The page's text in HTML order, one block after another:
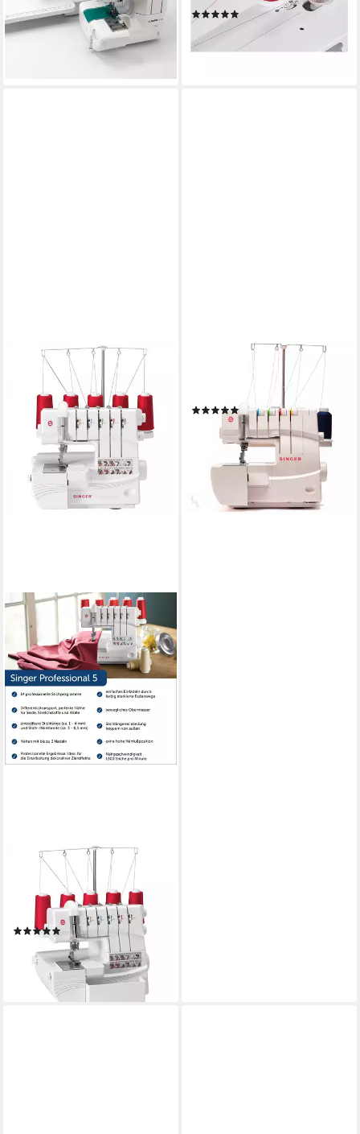
385,00 € UVP435,99 €
-12%
lieferbar - in 2-3 Werktagen bei dir
(10)
ab 199,00 € UVP 269,00 €
-26%
SINGER
Overlock-Nähmaschine -
Coverlock Professional 5
Kombimaschine
(1)
ab 589,00 € 839,00 €
-30%
lieferbar - in 3-4 Werktagen bei dir
Coverstich-Nähmaschine
Coverstitch 14T970C
(6)
449,00 € 729,00 €
lieferbar - in 3-4 Werktagen bei dir